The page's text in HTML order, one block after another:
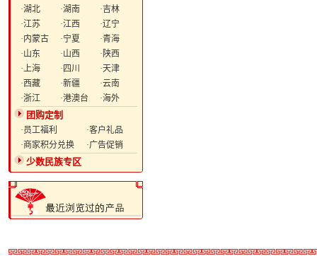
·湖北
·湖南
·吉林
·江苏
·江西
·辽宁
·内蒙古
·宁夏
·青海
·山东
·山西
·陕西
·上海
·四川
·天津
·西藏
·新疆
·云南
·浙江
·港澳台 ·海外
团购定制
·员工福利
·客户礼品
·商家积分兑换
·广告促销
少数民族专区